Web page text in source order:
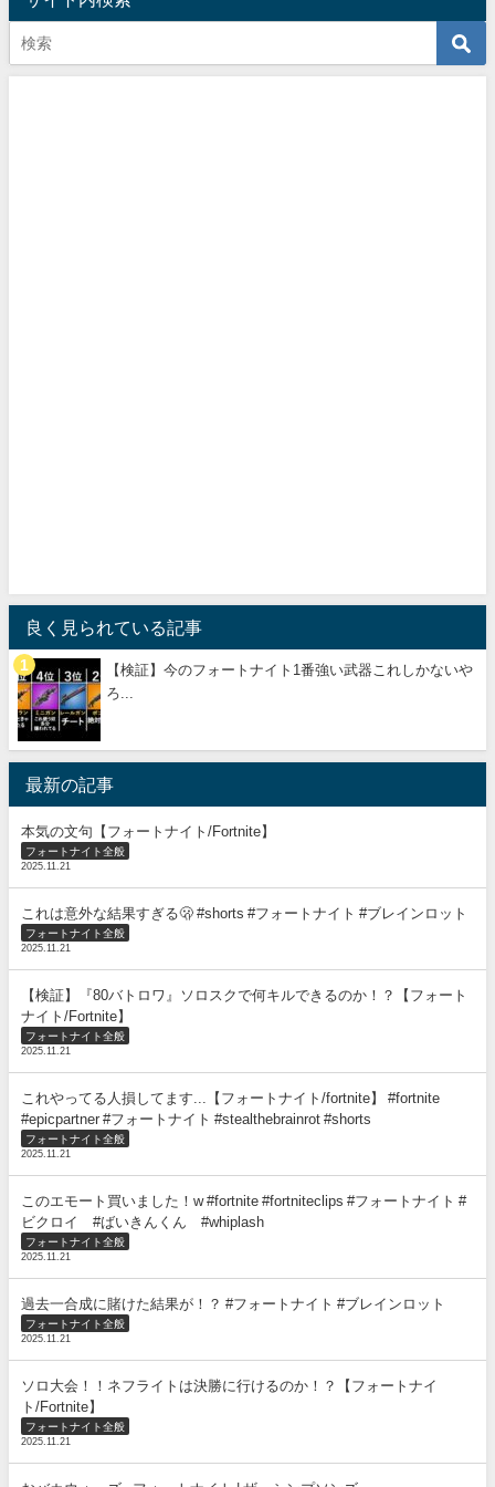
良く見られている記事
【検証】今のフォートナイト1番強い武器これしかないや
ろ...
最新の記事
本気の文句【フォートナイト/Fortnite】
フォートナイト全般
2025.11.21
これは意外な結果すぎる🫢 #shorts #フォートナイト #ブレインロット
フォートナイト全般
2025.11.21
【検証】『80バトロワ』ソロスクで何キルできるのか！？【フォート
ナイト/Fortnite】
フォートナイト全般
2025.11.21
これやってる人損してます...【フォートナイト/fortnite】 #fortnite
#epicpartner #フォートナイト #stealthebrainrot #shorts
フォートナイト全般
2025.11.21
このエモート買いました！w #fortnite #fortniteclips #フォートナイト #
ビクロイ #ばいきんくん #whiplash
フォートナイト全般
2025.11.21
過去一合成に賭けた結果が！？ #フォートナイト #ブレインロット
フォートナイト全般
2025.11.21
ソロ大会！！ネフライトは決勝に行けるのか！？【フォートナイ
ト/Fortnite】
フォートナイト全般
2025.11.21